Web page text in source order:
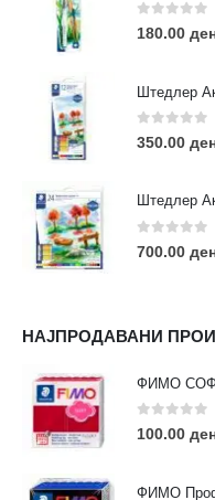
0 out of 5
180.00
Штедлер
0out of 5
350.00
Штедлер
0out of 5
700.00
НАЈПРОДАВАНИ
ФИМО
0 out of 5
100.00
ФИМО